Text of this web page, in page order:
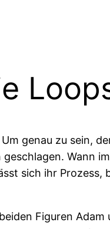
genau zu sein,
Wann
sich ihr Prozess,
Figuren Adam